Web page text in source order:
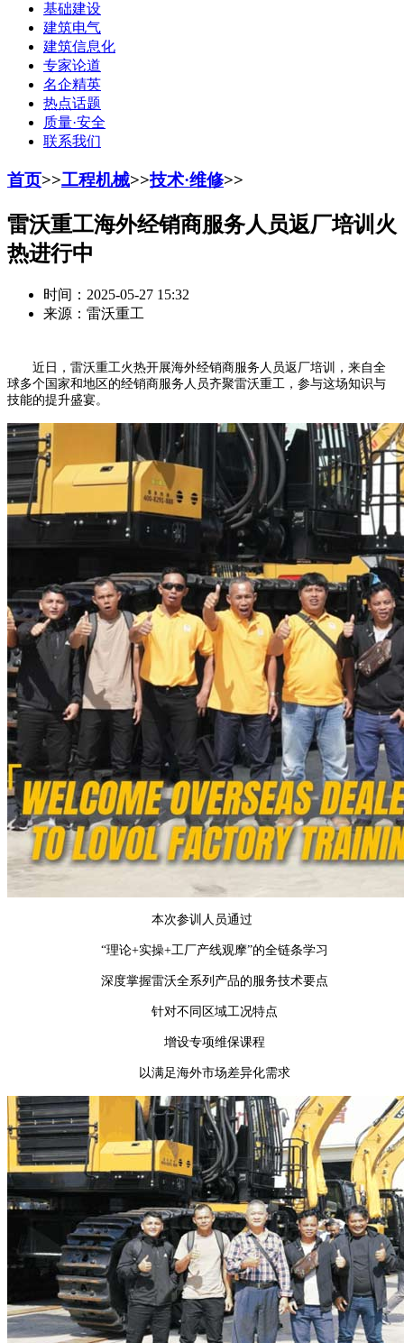
基础建设
建筑电气
建筑信息化
专家论道
名企精英
热点话题
质量·安全
联系我们
首页>>工程机械>>技术·维修>>
雷沃重工海外经销商服务人员返厂培训火
热进行中
时间：2025-05-27 15:32
来源：雷沃重工
近日，雷沃重工火热开展海外经销商服务人员返厂培训，来自全
球多个国家和地区的经销商服务人员齐聚雷沃重工，参与这场知识与
技能的提升盛宴。
本次参训人员通过
“理论+实操+工厂产线观摩”的全链条学习
深度掌握雷沃全系列产品的服务技术要点
针对不同区域工况特点
增设专项维保课程
以满足海外市场差异化需求